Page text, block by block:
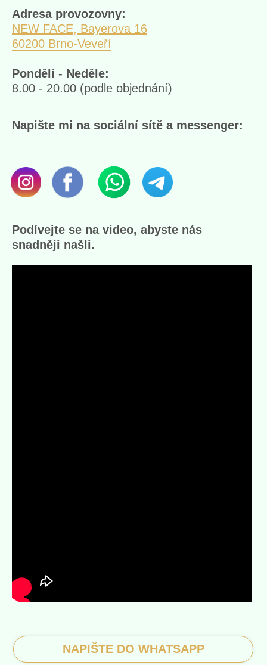
NAPIŠTE DO WHATSAPP
Adresa provozovny:
NEW FACE, Bayerova 16
60200 Brno-Veveří
Pondělí - Neděle:
8.00 - 20.00 (podle objednání)
Podívejte se na video, abyste nás
snadněji našli.
Napište mi na sociální sítě a messenger: